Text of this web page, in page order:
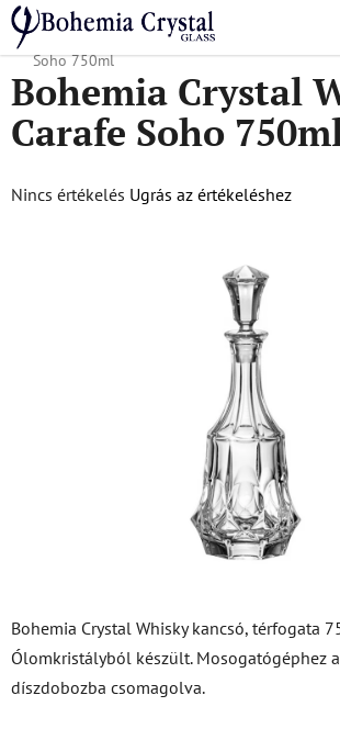
Ugrás
fő
tartalomhoz
Kezdőlap
/ Népszerű kollekciók / Soho
Bohemia
Soho 750ml
Bohemia Crystal Whisky kancsó, térfogata
Ólomkristályból készült. Mosogatógéphez
díszdobozba csomagolva.
Bohemia Crystal
Carafe Soho
A
Nincs értékelés Ugrás az értékeléshez